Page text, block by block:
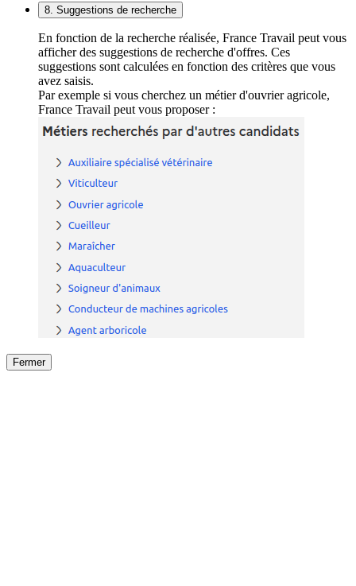
8. Suggestions de recherche
En fonction de la recherche réalisée, France Travail peut vous
afficher des suggestions de recherche d'offres. Ces
suggestions sont calculées en fonction des critères que vous
avez saisis.
Par exemple si vous cherchez un métier d'ouvrier agricole,
France Travail peut vous proposer :
Fermer